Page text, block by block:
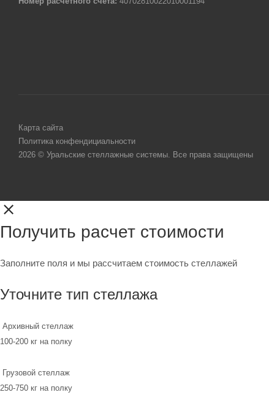
Карта сайта
Политика конфендициальности
2026 © Уральские стеллажные системы. Все права защищены
Получить расчет стоимости
Заполните поля и мы рассчитаем стоимость стеллажей
Уточните тип стеллажа
Архивный стеллаж
100-200 кг на полку
Грузовой стеллаж
250-750 кг на полку